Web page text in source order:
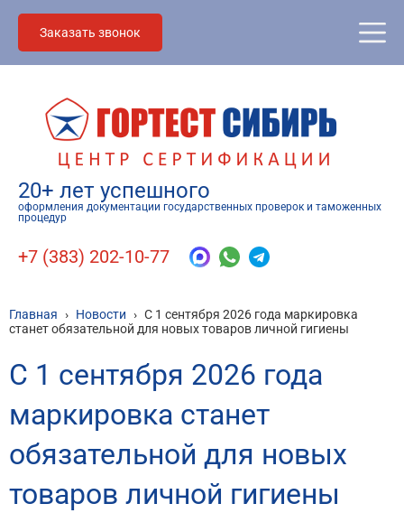
Заказать звонок
20+ лет успешного
оформления документации государственных проверок и таможенных
процедур
+7 (383) 202-10-77
Главная › Новости › С 1 сентября 2026 года маркировка
станет обязательной для новых товаров личной гигиены
С 1 сентября 2026 года
маркировка станет
обязательной для новых
товаров личной гигиены